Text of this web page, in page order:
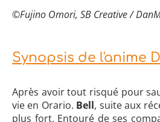
©Fujino Omori, SB Creative /
Synopsis de l'anime
Après avoir tout risqué pour
vie en Orario. Bell, suite aux
plus fort. Entouré de ses